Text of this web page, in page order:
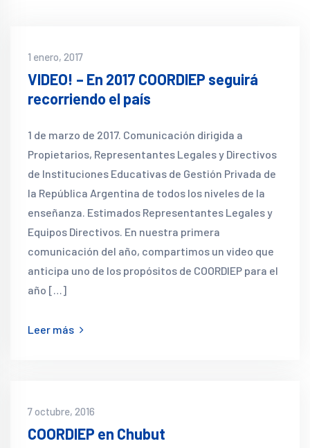
1 enero, 2017
VIDEO! – En 2017 COORDIEP seguirá
recorriendo el país
1 de marzo de 2017. Comunicación dirigida a
Propietarios, Representantes Legales y Directivos
de Instituciones Educativas de Gestión Privada de
la República Argentina de todos los niveles de la
enseñanza. Estimados Representantes Legales y
Equipos Directivos. En nuestra primera
comunicación del año, compartimos un video que
anticipa uno de los propósitos de COORDIEP para el
año […]
Leer más
7 octubre, 2016
COORDIEP en Chubut